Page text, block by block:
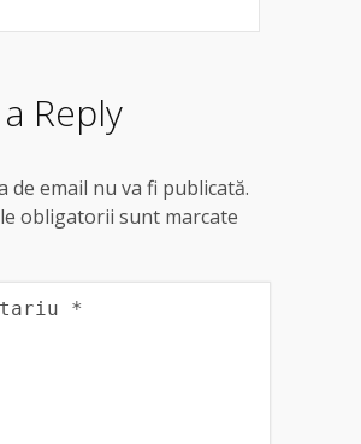
Reply
de email nu va fi publicată.
obligatorii sunt marcate